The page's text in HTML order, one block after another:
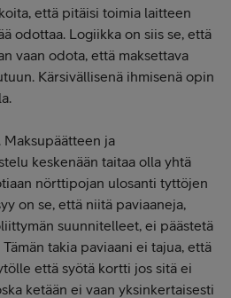
että pitäisi toimia laitteen
odottaa. Logiikka on siis se, että
vaan odota, että maksettava
Kärsivällisenä ihmisenä opin
Maksupäätteen ja
keskenään taitaa olla yhtä
nörttipojan ulosanti tyttöjen
on se, että niitä paviaaneja,
suunnitelleet, ei päästetä
takia paviaani ei tajua, että
että syötä kortti jos sitä ei
ketään ei vaan yksinkertaisesti